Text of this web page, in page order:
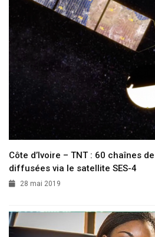
Côte d’Ivoire – TNT : 60 chaînes
diffusées via le satellite SES-4
28 mai 2019